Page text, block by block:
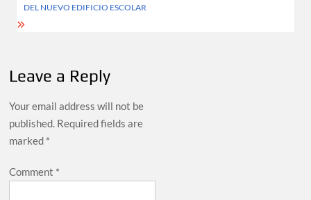
DEL NUEVO EDIFICIO ESCOLAR
Leave a Reply
Your email address will not be
published. Required fields are
marked *
Comment *